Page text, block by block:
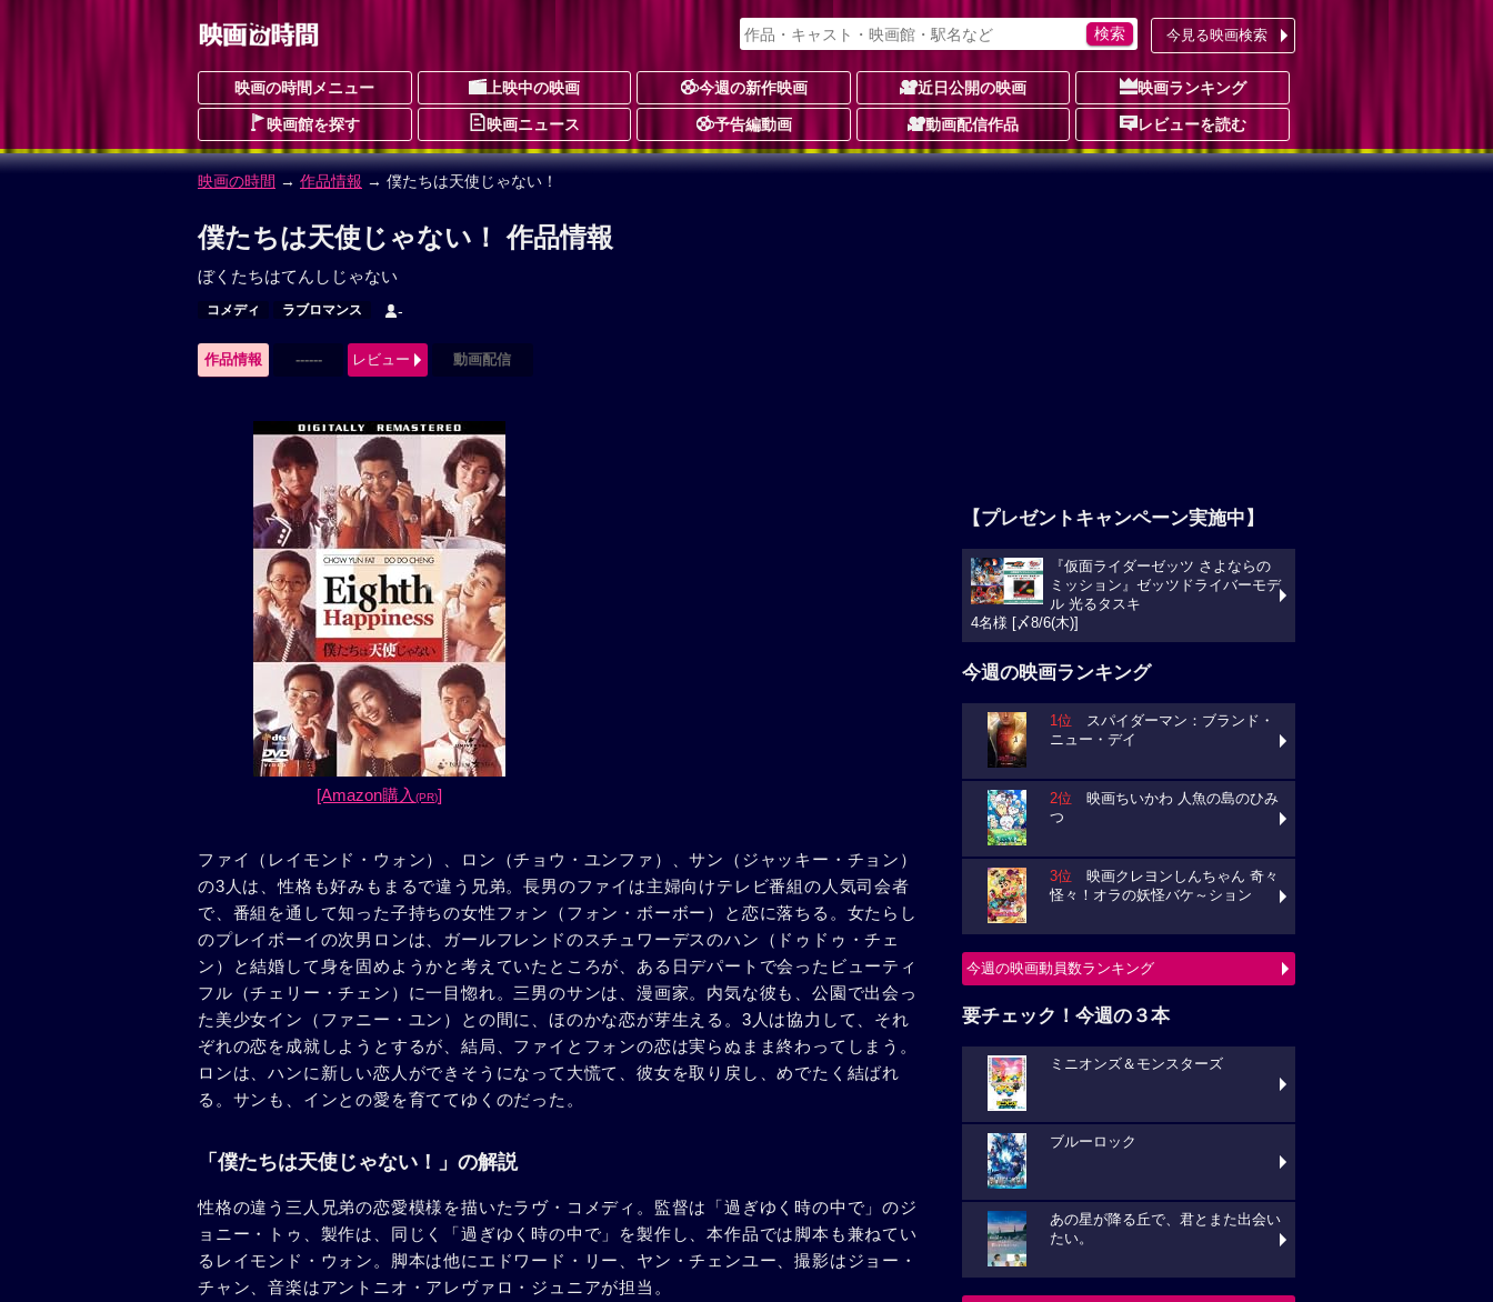
今見る映画検索
映画の時間メニュー 上映中の映画 今週の新作映画 近日公開の映画 映画ランキング
映画館を探す 映画ニュース 予告編動画 動画配信作品 レビューを読む
映画の時間 → 作品情報 → 僕たちは天使じゃない！
僕たちは天使じゃない！ 作品情報
ぼくたちはてんしじゃない
コメディ ラブロマンス -
作品情報 ------ レビュー 動画配信
[Amazon購入(PR)]
ファイ（レイモンド・ウォン）、ロン（チョウ・ユンファ）、サン（ジャッキー・チョン）
の3人は、性格も好みもまるで違う兄弟。長男のファイは主婦向けテレビ番組の人気司会者
で、番組を通して知った子持ちの女性フォン（フォン・ボーボー）と恋に落ちる。女たらし
のプレイボーイの次男ロンは、ガールフレンドのスチュワーデスのハン（ドゥドゥ・チェ
ン）と結婚して身を固めようかと考えていたところが、ある日デパートで会ったビューティ
フル（チェリー・チェン）に一目惚れ。三男のサンは、漫画家。内気な彼も、公園で出会っ
た美少女イン（ファニー・ユン）との間に、ほのかな恋が芽生える。3人は協力して、それ
ぞれの恋を成就しようとするが、結局、ファイとフォンの恋は実らぬまま終わってしまう。
ロンは、ハンに新しい恋人ができそうになって大慌て、彼女を取り戻し、めでたく結ばれ
る。サンも、インとの愛を育ててゆくのだった。
「僕たちは天使じゃない！」の解説
性格の違う三人兄弟の恋愛模様を描いたラヴ・コメディ。監督は「過ぎゆく時の中で」のジ
ョニー・トゥ、製作は、同じく「過ぎゆく時の中で」を製作し、本作品では脚本も兼ねてい
るレイモンド・ウォン。脚本は他にエドワード・リー、ヤン・チェンユー、撮影はジョー・
チャン、音楽はアントニオ・アレヴァロ・ジュニアが担当。
【プレゼントキャンペーン実施中】
『仮面ライダーゼッツ さよならの
ミッション』ゼッツドライバーモデ
ル 光るタスキ
4名様 [〆8/6(木)]
今週の映画ランキング
1位 スパイダーマン：ブランド・
ニュー・デイ
2位 映画ちいかわ 人魚の島のひみ
つ
3位 映画クレヨンしんちゃん 奇々
怪々！オラの妖怪バケ～ション
今週の映画動員数ランキング
要チェック！今週の３本
ミニオンズ＆モンスターズ
ブルーロック
あの星が降る丘で、君とまた出会い
たい。